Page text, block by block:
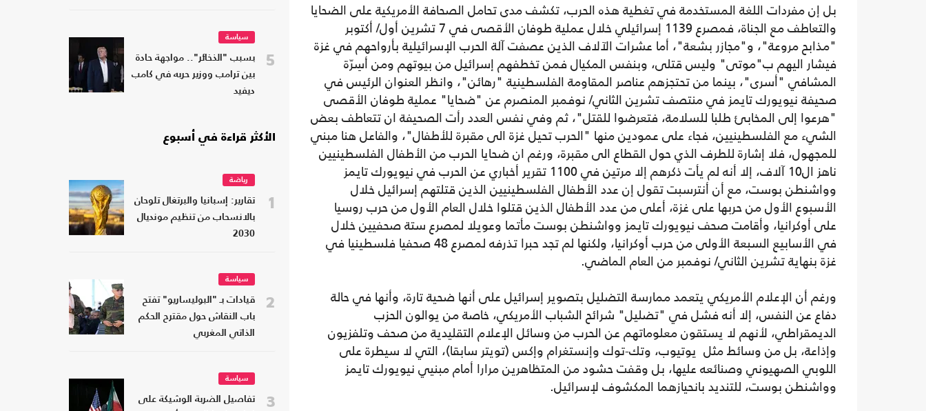
بل إن مفردات اللغة المستخدمة في تغطية هذه الحرب، تكشف مدى تحامل الصحافة الأمريكية على الضحايا
والتعاطف مع الجناة، فمصرع 1139 إسرائيلي خلال عملية طوفان الأقصى في 7 تشرين أول/ أكتوبر
"مذابح مروعة"، و"مجازر بشعة"، أما عشرات الآلاف الذين عصفت آلة الحرب الإسرائيلية بأرواحهم في غزة
فيشار اليهم ب"موتى" وليس قتلى، وبنفس المكيال فمن تخطفهم إسرائيل من بيوتهم ومن أسِرّة
المشافي "أسرى"، بينما من تحتجزهم عناصر المقاومة الفلسطينية "رهائن"، وانظر العنوان الرئيس في
صحيفة نيويورك تايمز في منتصف تشرين الثاني/ نوفمبر المنصرم عن "ضحايا" عملية طوفان الأقصى
"هرعوا إلى المخابئ طلبا للسلامة، فتعرضوا للقتل"، ثم وفي نفس العدد رأت الصحيفة ان تتعاطف بعض
الشيء مع الفلسطينيين، فجاء على عمودين منها "الحرب تحيل غزة الى مقبرة للأطفال"، والفاعل هنا مبني
للمجهول، فلا إشارة للطرف الذي حول القطاع الى مقبرة، ورغم ان ضحايا الحرب من الأطفال الفلسطينيين
ناهز ال10 آلاف، إلا أنه لم يأت ذكرهم إلا مرتين في 1100 تقرير أخباري عن الحرب في نيويورك تايمز
وواشنطن بوست، مع أن أنترسبت تقول إن عدد الأطفال الفلسطينيين الذين قتلتهم إسرائيل خلال
الأسبوع الأول من حربها على غزة، أعلى من عدد الأطفال الذين قتلوا خلال العام الأول من حرب روسيا
على أوكرانيا، وأقامت صحف نيويورك تايمز وواشنطن بوست مأتما وعويلا لمصرع ستة صحفيين خلال
في الأسابيع السبعة الأولى من حرب أوكرانيا، ولكنها لم تجد حبرا تذرفه لمصرع 48 صحفيا فلسطينيا في
غزة بنهاية تشرين الثاني/ نوفمبر من العام الماضي.
ورغم أن الإعلام الأمريكي يتعمد ممارسة التضليل بتصوير إسرائيل على أنها ضحية تارة، وأنها في حالة
دفاع عن النفس، إلا أنه فشل في "تضليل" شرائح الشباب الأمريكي، خاصة من يوالون الحزب
الديمقراطي، لأنهم لا يستقون معلوماتهم عن الحرب من وسائل الإعلام التقليدية من صحف وتلفزيون
وإذاعة، بل من وسائط مثل يوتيوب، وتك-توك وإنستغرام وإكس (تويتر سابقا)، التي لا سيطرة على
اللوبي الصهيوني وصنائعه عليها، بل وقفت حشود من المتظاهرين مرارا أمام مبنيي نيويورك تايمز
وواشنطن بوست، للتنديد بانحيازهما المكشوف لإسرائيل.
5
سياسة
بسبب "الذخائر".. مواجهة حادة
بين ترامب ووزير حربه في كامب
ديفيد
الأكثر قراءة في أسبوع
1
رياضة
تقارير: إسبانيا والبرتغال تلوحان
بالانسحاب من تنظيم مونديال
2030
2
سياسة
قيادات بـ "البوليساريو" تفتح
باب النقاش حول مقترح الحكم
الذاتي المغربي
3
سياسة
تفاصيل الضربة الوشيكة على